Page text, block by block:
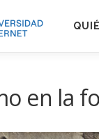
en la